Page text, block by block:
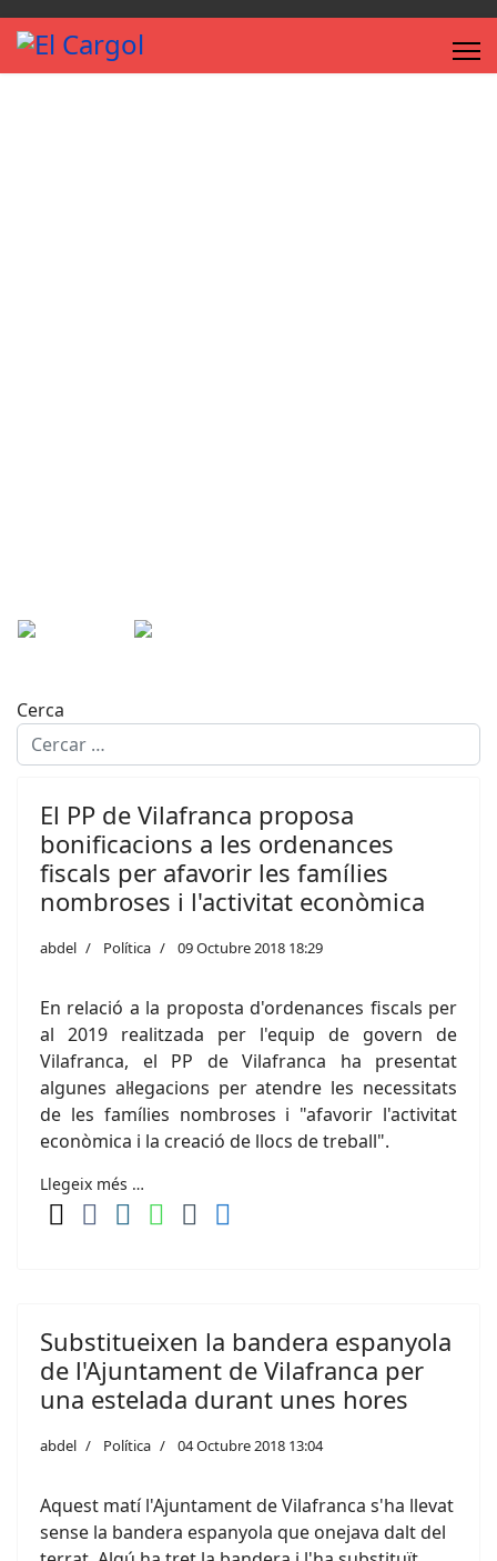
Cerca
El PP de Vilafranca proposa
bonificacions a les ordenances
fiscals per afavorir les famílies
nombroses i l'activitat econòmica
abdel Política 09 Octubre 2018 18:29
En relació a la proposta d'ordenances fiscals per
al 2019 realitzada per l'equip de govern de
Vilafranca, el PP de Vilafranca ha presentat
algunes al·legacions per atendre les necessitats
de les famílies nombroses i "afavorir l'activitat
econòmica i la creació de llocs de treball".
Llegeix més …
Substitueixen la bandera espanyola
de l'Ajuntament de Vilafranca per
una estelada durant unes hores
abdel Política 04 Octubre 2018 13:04
Aquest matí l'Ajuntament de Vilafranca s'ha llevat
sense la bandera espanyola que onejava dalt del